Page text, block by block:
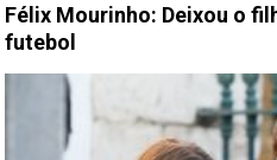
Félix Mourinho: Deixou o
futebol